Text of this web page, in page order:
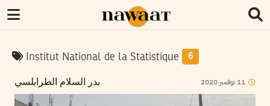
Institut National de la Statistique 6
بدر السلام الطرابلسي 11 نوفمبر 2020